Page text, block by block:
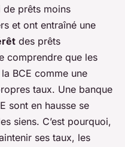
de prêts moins
et ont entraîné une
des prêts
comprendre que les
BCE comme une
taux. Une banque
sont en hausse se
siens. C’est pourquoi,
ses taux, les